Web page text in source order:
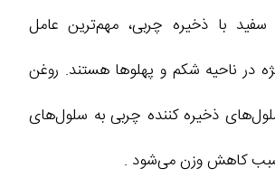
با ذخیره چربی، مهم‌ترین عامل
در ناحیه شکم و پهلوها هستند. روغن
ذخیره‌ کننده چربی به سلول‌های
سبب کاهش وزن می‌شود .